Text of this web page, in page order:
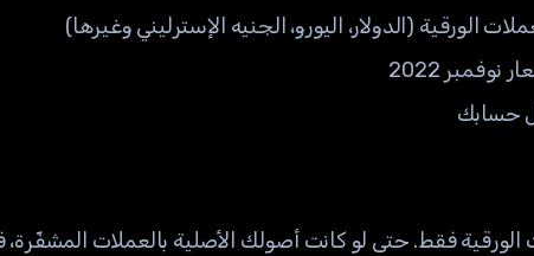
الورقية (الدولار، اليورو، الجنيه الإسترليني وغيرها)
2022
حسابك
الورقية فقط. حتى لو كانت أصولك الأصلية بالعملات